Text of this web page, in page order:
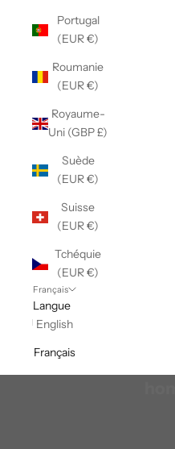
Portugal
(EUR €)
Roumanie
(EUR €)
Royaume-
Uni (GBP £)
Suède
(EUR €)
Suisse
(EUR €)
Tchéquie
(EUR €)
Français
Langue
English
Français
Sous-vêtements